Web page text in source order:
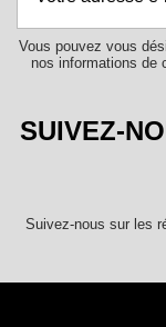
Vous pouvez vous
nos informations de
SUIVEZ-
Suivez-nous sur les